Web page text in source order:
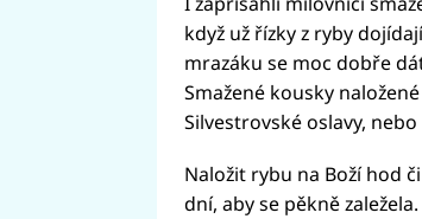
když už řízky z ryby
mrazáku se moc dobře
Smažené kousky
Silvestrovské oslavy,
Naložit rybu na Boží hod
dní, aby se pěkně